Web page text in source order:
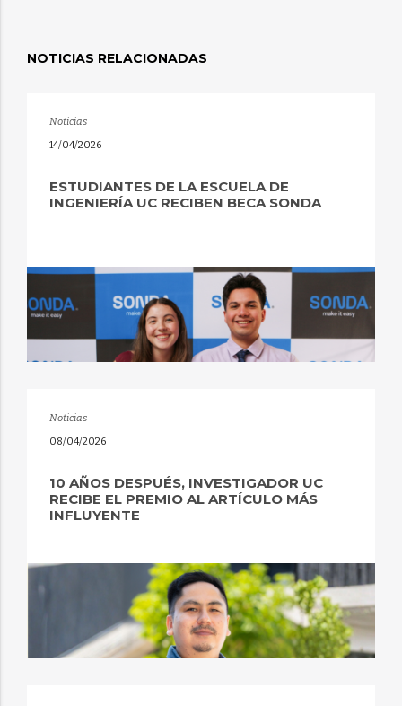
NOTICIAS RELACIONADAS
Noticias
14/04/2026
ESTUDIANTES DE LA ESCUELA DE
INGENIERÍA UC RECIBEN BECA SONDA
Noticias
08/04/2026
10 AÑOS DESPUÉS, INVESTIGADOR UC
RECIBE EL PREMIO AL ARTÍCULO MÁS
INFLUYENTE